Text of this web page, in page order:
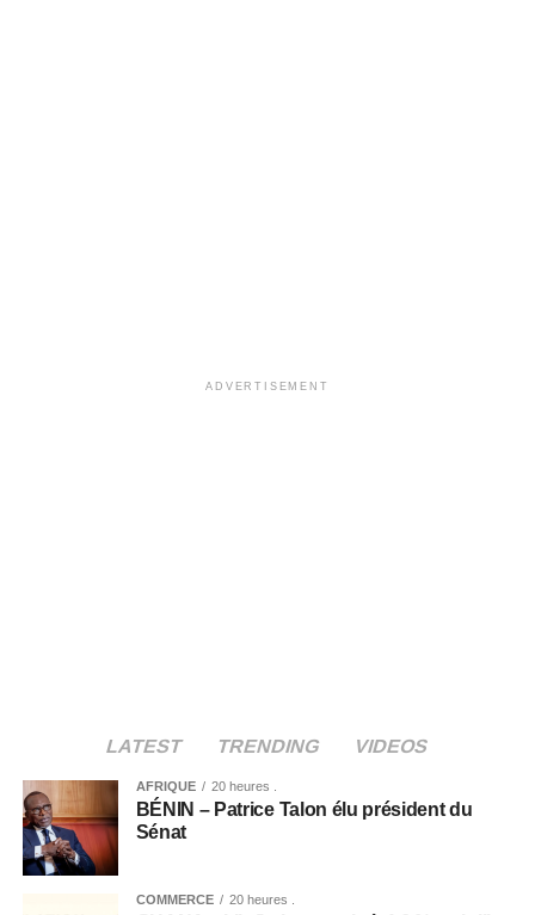
ADVERTISEMENT
LATEST TRENDING VIDEOS
AFRIQUE 20 heures .
BÉNIN – Patrice Talon élu président du
Sénat
COMMERCE 20 heures .